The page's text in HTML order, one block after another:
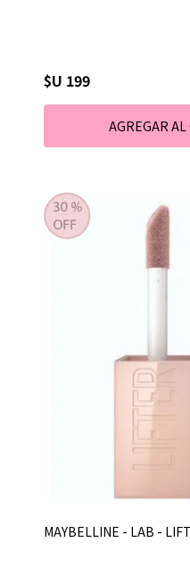
$U 199
MAYBELLINE - LAB -